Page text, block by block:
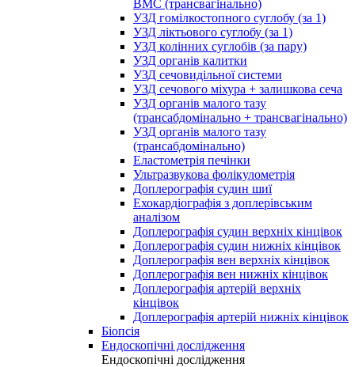
ВМС (трансвагінально)
УЗД гомілкостопного суглобу (за 1)
УЗД ліктьового суглобу (за 1)
УЗД колінних суглобів (за пару)
УЗД органів калитки
УЗД сечовидільної системи
УЗД сечового міхура + залишкова сеча
УЗД органів малого тазу
(трансабдомінально + трансвагінально)
УЗД органів малого тазу
(трансабдомінально)
Еластометрія печінки
Ультразвукова фолікулометрія
Доплерографія судин шиї
Ехокардіографія з доплерівським
аналізом
Доплерографія судин верхніх кінцівок
Доплерографія судин нижніх кінцівок
Доплерографія вен верхніх кінцівок
Доплерографія вен нижніх кінцівок
Доплерографія артерій верхніх
кінцівок
Доплерографія артерій нижніх кінцівок
Біопсія
Ендоскопічні дослідження
Ендоскопічні дослідження